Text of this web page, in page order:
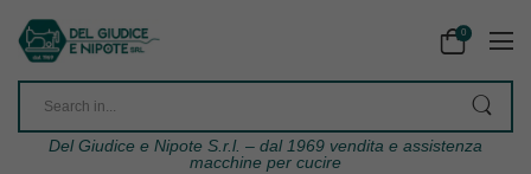
0
Del Giudice e Nipote S.r.l. – dal 1969 vendita e assistenza
macchine per cucire